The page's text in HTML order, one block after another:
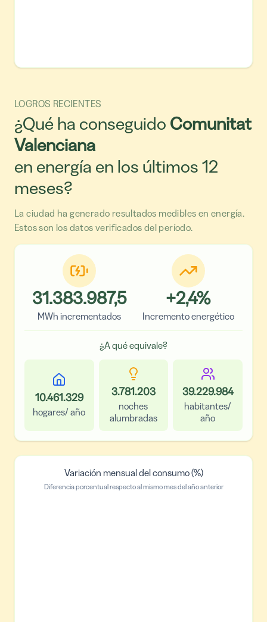
LOGROS RECIENTES
¿Qué ha conseguido Comunitat
Valenciana
en energía en los últimos 12
meses?
La ciudad ha generado resultados medibles en energía.
Estos son los datos verificados del período.
31.383.987,5
MWh incrementados
+2,4%
Incremento energético
¿A qué equivale?
10.461.329
hogares/ año
3.781.203
noches
alumbradas
39.229.984
habitantes/
año
Variación mensual del consumo (%)
Diferencia porcentual respecto al mismo mes del año anterior